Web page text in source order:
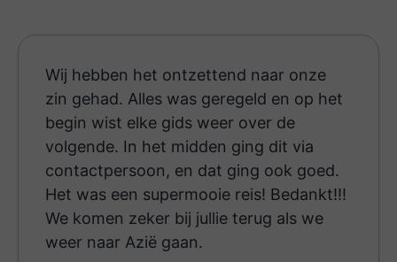
Wij hebben het ontzettend naar onze
zin gehad. Alles was geregeld en op het
begin wist elke gids weer over de
volgende. In het midden ging dit via
contactpersoon, en dat ging ook goed.
Het was een supermooie reis! Bedankt!!!
We komen zeker bij jullie terug als we
weer naar Azië gaan.